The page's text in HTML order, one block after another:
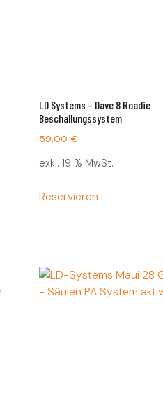
LD Systems – Dave 8 Roadie
Beschallungssystem
59,00 €
exkl. 19 % MwSt.
Reservieren